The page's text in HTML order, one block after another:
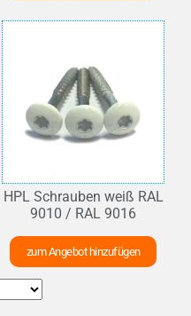
HPL Schrauben weiß RAL
9010 / RAL 9016
zum Angebot hinzufügen